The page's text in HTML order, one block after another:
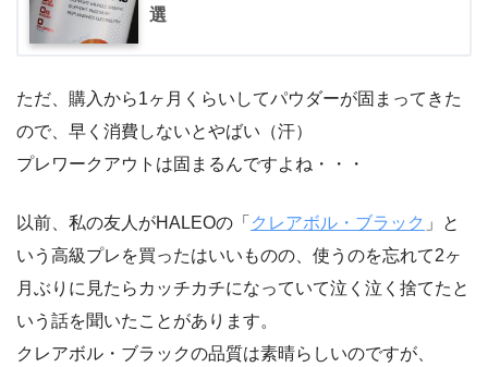
選
ただ、購入から1ヶ月くらいしてパウダーが固まってきた
ので、早く消費しないとやばい（汗）
プレワークアウトは固まるんですよね・・・
以前、私の友人がHALEOの「 クレアボル・ブラック 」と
いう高級プレを買ったはいいものの、使うのを忘れて2ヶ
月ぶりに見たらカッチカチになっていて泣く泣く捨てたと
いう話を聞いたことがあります。
クレアボル・ブラックの品質は素晴らしいのですが、